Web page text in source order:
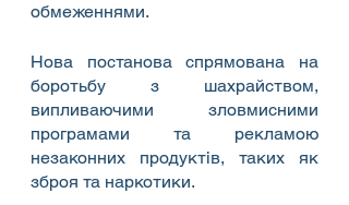
обмеженнями.
Нова постанова спрямована на
боротьбу з шахрайством,
випливаючими зловмисними
програмами та рекламою
незаконних продуктів, таких як
зброя та наркотики.